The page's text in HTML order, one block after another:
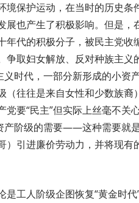
境保护运动，在当时的历史
也产生了积极影响。但是，
年代的积极分子，被民主党收
取妇女解放、反对种族主义
时代，一部分新形成的小资
（往往是来自女性和少数族
要“民主”但实际上丝毫不关
产阶级的需要——这种需要就
）引进廉价劳动力，并将现
工人阶级企图恢复“黄金时